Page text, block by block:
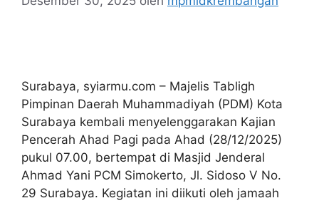
Surabaya, syiarmu.com – Majelis Tabligh
Pimpinan Daerah Muhammadiyah (PDM) Kota
Surabaya kembali menyelenggarakan Kajian
Pencerah Ahad Pagi pada Ahad (28/12/2025)
pukul 07.00, bertempat di Masjid Jenderal
Ahmad Yani PCM Simokerto, Jl. Sidoso V No.
29 Surabaya. Kegiatan ini diikuti oleh jamaah